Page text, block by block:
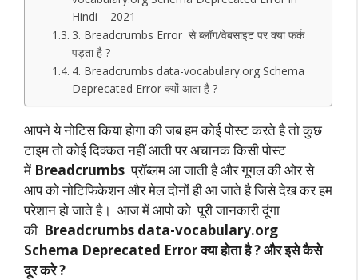
Hindi – 2021
3. Breadcrumbs Error से ब्लॉग/वेबसाइट पर क्या फर्क
पड़ता है ?
4. Breadcrumbs data-vocabulary.org Schema
Deprecated Error क्यों आता है ?
आपने ये नोटिस किया होगा की जब हम कोई पोस्ट करते है तो कुछ
टाइम तो कोई दिक्कत नहीं आती पर अचानक किसी पोस्ट
में Breadcrumbs प्रॉब्लम आ जाती है और गूगल की ओर से
आप को नोटिफिकेशन और मेल दोनों ही आ जाते है जिसे देख कर हम
परेशान हो जाते है। आज में आपो को पूरी जानकारी दूंगा
की Breadcrumbs data-vocabulary.org
Schema Deprecated Error क्या होता है ? और इसे कैसे
दूर करे ?